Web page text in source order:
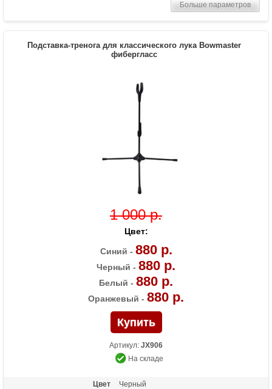
Больше параметров
Подставка-тренога для классического лука Bowmaster
фибергласс
1 000 р.
Цвет:
Синий - 880 р.
Черный - 880 р.
Белый - 880 р.
Оранжевый - 880 р.
Артикул: JX906
На складе
Цвет
Черный